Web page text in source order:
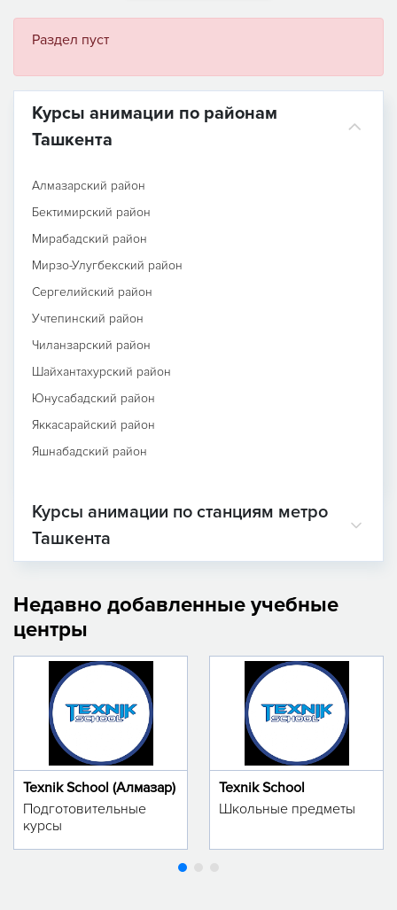
Раздел пуст
Курсы анимации по районам
Ташкента
Алмазарский район
Бектимирский район
Мирабадский район
Мирзо-Улугбекский район
Сергелийский район
Учтепинский район
Чиланзарский район
Шайхантахурский район
Юнусабадский район
Яккасарайский район
Яшнабадский район
Курсы анимации по станциям метро
Ташкента
Недавно добавленные учебные
центры
Texnik School (Алмазар)
Подготовительные
курсы
Texnik School
Школьные предметы